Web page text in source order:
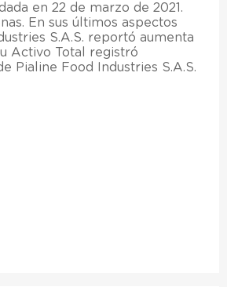
en 22 de marzo de 2021.
En sus últimos aspectos
S.A.S. reportó aumenta
Activo Total registró
Pialine Food Industries S.A.S.